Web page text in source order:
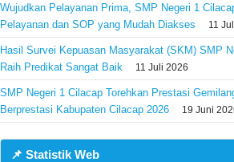
Wujudkan Pelayanan Prima, SMP Negeri 1
Pelayanan dan SOP yang Mudah Diakses
11
Hasil Survei Kepuasan Masyarakat (SKM) SMP
Raih Predikat Sangat Baik
11 Juli 2026
SMP Negeri 1 Cilacap Torehkan Prestasi
Berprestasi Kabupaten Cilacap 2026
19 Juni
📌 Statistik Web